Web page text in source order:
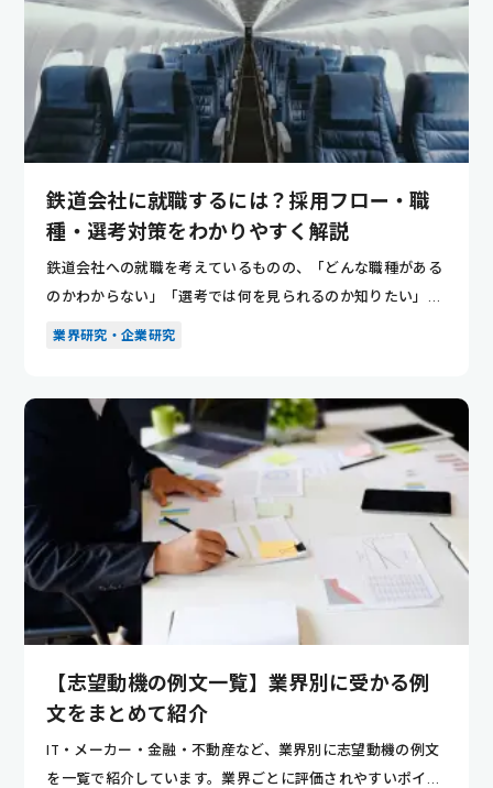
鉄道会社に就職するには？採用フロー・職
種・選考対策をわかりやすく解説
鉄道会社への就職を考えているものの、「どんな職種がある
のかわからない」「選考では何を見られるのか知りたい」と
悩んでいませ...
業界研究・企業研究
【志望動機の例文一覧】業界別に受かる例
文をまとめて紹介
IT・メーカー・金融・不動産など、業界別に志望動機の例文
を一覧で紹介しています。業界ごとに評価されやすいポイン